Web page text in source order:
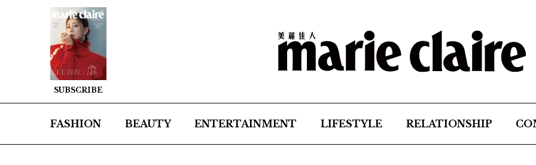
SUBSCRIBE
FASHION BEAUTY ENTERTAINMENT LIFESTYLE RELATIONSHIP